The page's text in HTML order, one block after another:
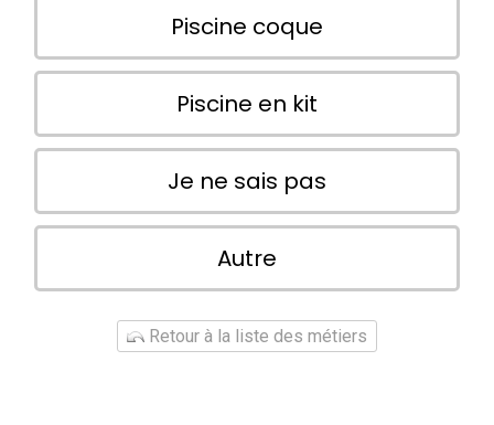
Piscine coque
Piscine en kit
Je ne sais pas
Autre
Retour à la liste des métiers